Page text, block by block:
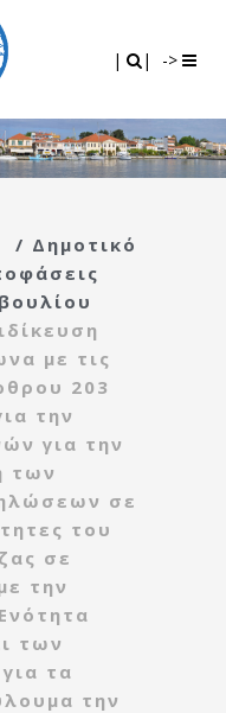
| | ->
/ Δημοτικό
με τις
203
την
για την
των
σε
του
σε
την
των
τα
την